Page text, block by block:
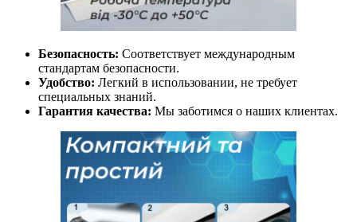
Безопасность: Соответствует международным
стандартам безопасности.
Удобство: Легкий в использовании, не требует
специальных знаний.
Гарантия качества: Мы заботимся о наших клиентах.